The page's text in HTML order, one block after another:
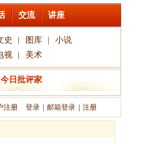
交流 讲座
史 图库
小说
视 美术
今日批评家
注册 登录 邮箱登录 注册